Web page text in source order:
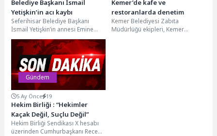
Belediye Başkanı İsmail
Yetişkin’in acı kaybı
Seferihisar Belediye Başkanı
İsmail Yetişkin’in annesi Emine
Yetişkin hayatını kaybetti.Uzun
süredir tedavi gören Emine
Yetişkin’in...
Kemer’de kafe ve
restoranlarda denetim
Kemer Belediyesi Zabıta
Müdürlüğü ekipleri, Kemer
Gündem
5 Ay Önce 19
Hekim Birliği : “Hekimler
Kaçak Değil, Suçlu Değil”
Hekim Birliği Sendikası X hesabı
üzerinden Cumhurbaşkanı Recep